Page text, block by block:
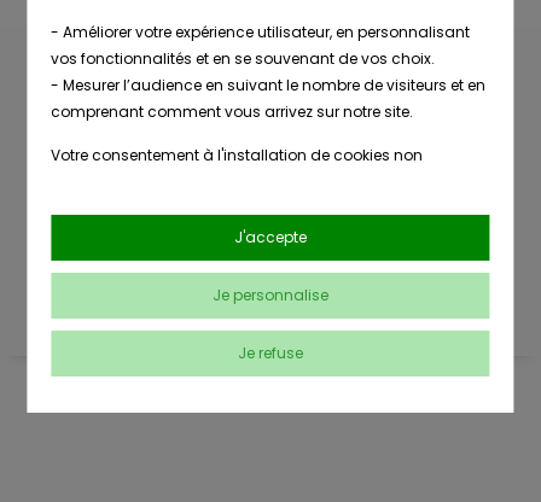
Nombreuses
références
Livraison
retrait
clients
sécurisé
- Améliorer votre expérience utilisateur, en personnalisant
vos fonctionnalités et en se souvenant de vos choix.
- Mesurer l’audience en suivant le nombre de visiteurs et en
comprenant comment vous arrivez sur notre site.
Votre consentement à l'installation de cookies non
J'accepte
Je personnalise
Je refuse